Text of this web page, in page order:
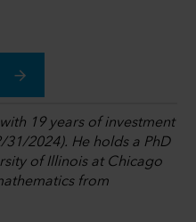
19 years of investment
2024). He holds a PhD
of Illinois at Chicago
from